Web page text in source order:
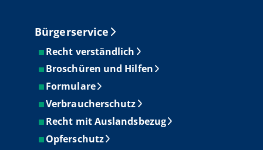
Bürgerservice
Recht verständlich
Broschüren und Hilfen
Formulare
Verbraucherschutz
Recht mit Auslandsbezug
Opferschutz